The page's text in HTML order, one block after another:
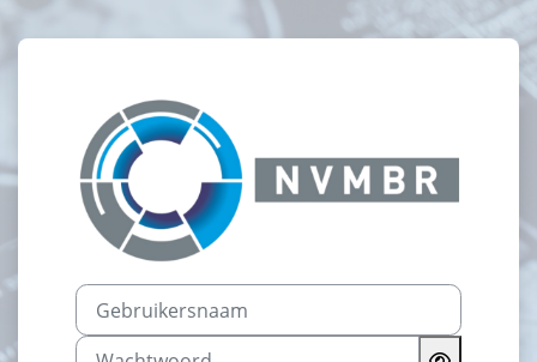
Ga naar hoofdinhoud
Gebruikersnaam
Wachtwoord